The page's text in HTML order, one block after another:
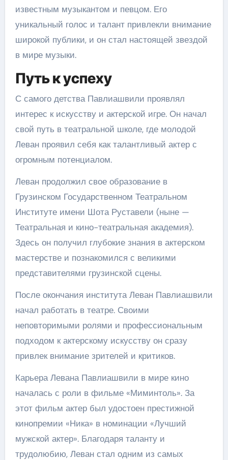
известным музыкантом и певцом. Его
уникальный голос и талант привлекли внимание
широкой публики, и он стал настоящей звездой
в мире музыки.
Путь к успеху
С самого детства Павлиашвили проявлял
интерес к искусству и актерской игре. Он начал
свой путь в театральной школе, где молодой
Леван проявил себя как талантливый актер с
огромным потенциалом.
Леван продолжил свое образование в
Грузинском Государственном Театральном
Институте имени Шота Руставели (ныне —
Театральная и кино-театральная академия).
Здесь он получил глубокие знания в актерском
мастерстве и познакомился с великими
представителями грузинской сцены.
После окончания института Леван Павлиашвили
начал работать в театре. Своими
неповторимыми ролями и профессиональным
подходом к актерскому искусству он сразу
привлек внимание зрителей и критиков.
Карьера Левана Павлиашвили в мире кино
началась с роли в фильме «Миминтоль». За
этот фильм актер был удостоен престижной
кинопремии «Ника» в номинации «Лучший
мужской актер». Благодаря таланту и
трудолюбию, Леван стал одним из самых